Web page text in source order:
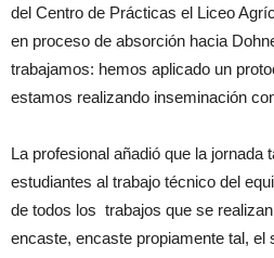
del Centro de Prácticas el Liceo
en proceso de absorción hacia
trabajamos: hemos aplicado un
estamos realizando inseminación
La profesional añadió que la jornada
estudiantes al trabajo técnico del
de todos los trabajos que se
encaste, encaste propiamente tal, el